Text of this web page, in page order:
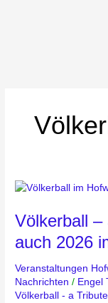
Völkerball –
auch 2026
Veranstaltungen
Nachrichten / Engel
Völkerball - a
Völkerball
a
Tribute
to
Rammstein
auch
2026